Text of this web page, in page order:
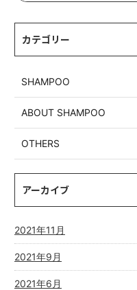
カテゴリー
SHAMPOO
ABOUT SHAMPOO
OTHERS
アーカイブ
2021年11月
2021年9月
2021年6月